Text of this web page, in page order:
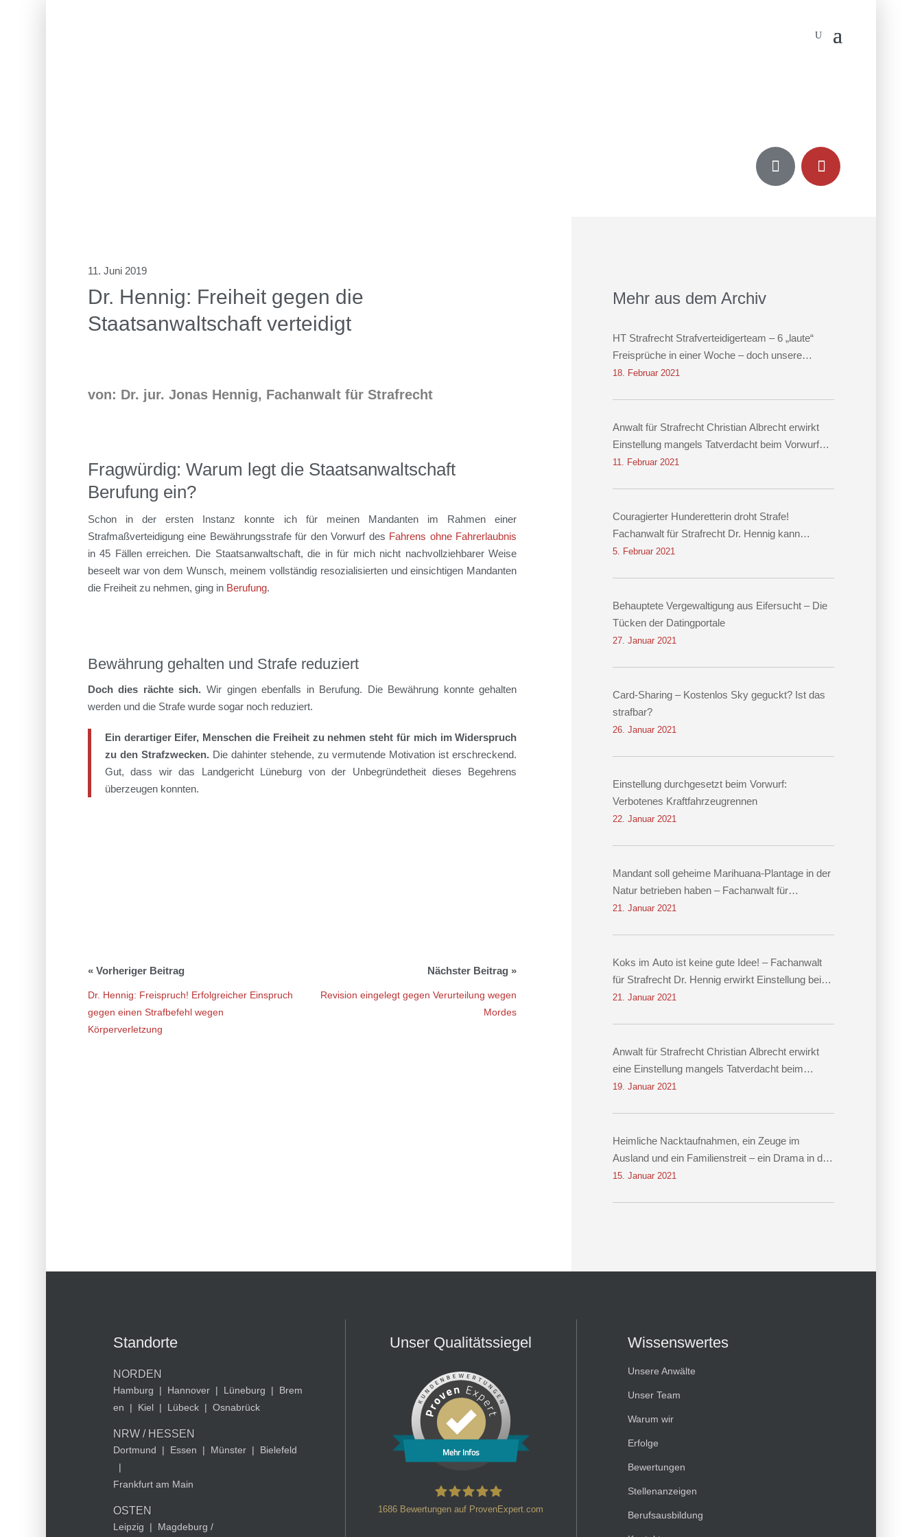
11. Juni 2019
Dr. Hennig: Freiheit gegen die
Staatsanwaltschaft verteidigt
von: Dr. jur. Jonas Hennig, Fachanwalt für Strafrecht
Fragwürdig: Warum legt die Staatsanwaltschaft
Berufung ein?
Schon in der ersten Instanz konnte ich für meinen Mandanten im Rahmen einer
Strafmaßverteidigung eine Bewährungsstrafe für den Vorwurf des Fahrens ohne Fahrerlaubnis
in 45 Fällen erreichen. Die Staatsanwaltschaft, die in für mich nicht nachvollziehbarer Weise
beseelt war von dem Wunsch, meinem vollständig resozialisierten und einsichtigen Mandanten
die Freiheit zu nehmen, ging in Berufung.
Bewährung gehalten und Strafe reduziert
Doch dies rächte sich. Wir gingen ebenfalls in Berufung. Die Bewährung konnte gehalten
werden und die Strafe wurde sogar noch reduziert.
Ein derartiger Eifer, Menschen die Freiheit zu nehmen steht für mich im Widerspruch
zu den Strafzwecken.Die dahinter stehende, zu vermutende Motivation ist erschreckend.
Gut, dass wir das Landgericht Lüneburg von der Unbegründetheit dieses Begehrens
überzeugen konnten.
Dr. Hennig: Freispruch! Erfolgreicher Einspruch
gegen einen Strafbefehl wegen
Körperverletzung
Revision eingelegt gegen Verurteilung wegen
Mordes
Mehr aus dem Archiv
HT Strafrecht Strafverteidigerteam – 6 „laute“
Freisprüche in einer Woche – doch unsere
größten Erfolge sind leise
18. Februar 2021
Anwalt für Strafrecht Christian Albrecht erwirkt
Einstellung mangels Tatverdacht beim Vorwurf
des räuberischen Diebstahls sowie der
11. Februar 2021
Couragierter Hunderetterin droht Strafe!
Fachanwalt für Strafrecht Dr. Hennig kann
Einstellung erwirken!
5. Februar 2021
Behauptete Vergewaltigung aus Eifersucht – Die
Tücken der Datingportale
27. Januar 2021
Card-Sharing – Kostenlos Sky geguckt? Ist das
strafbar?
26. Januar 2021
Einstellung durchgesetzt beim Vorwurf:
Verbotenes Kraftfahrzeugrennen
22. Januar 2021
Mandant soll geheime Marihuana-Plantage in der
Natur betrieben haben – Fachanwalt für
Strafrecht Dr. Hennig erwirkt Einstellung
21. Januar 2021
Koks im Auto ist keine gute Idee! – Fachanwalt
für Strafrecht Dr. Hennig erwirkt Einstellung beim
Vorwurf des Besitzes von Kokain!
21. Januar 2021
Anwalt für Strafrecht Christian Albrecht erwirkt
eine Einstellung mangels Tatverdacht beim
Vorwurf der Nachstellung
19. Januar 2021
Heimliche Nacktaufnahmen, ein Zeuge im
Ausland und ein Familienstreit – ein Drama in drei
Akten Einstellung des Verfahrens dank
15. Januar 2021
Standorte
NORDEN
Hamburg | Hannover | Lüneburg |
Brem
en
| Kiel | Lübeck | Osnabrück
NRW / HESSEN
Dortmund | Essen | Münster |
Bielefeld
|
Frankfurt am Main
OSTEN
Leipzig | Magdeburg /
Unser Qualitätssiegel
Mehr Infos
1686 Bewertungen auf ProvenExpert.com
Wissenswertes
Unsere Anwälte
Unser Team
Warum wir
Erfolge
Bewertungen
Stellenanzeigen
Berufsausbildung